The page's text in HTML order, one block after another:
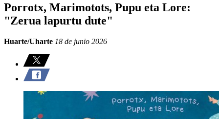
Porrotx, Marimotots, Pupu eta Lore:
"Zerua lapurtu dute"
Huarte/Uharte 18 de junio 2026